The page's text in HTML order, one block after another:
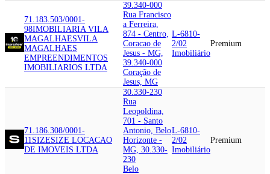
71.183.503/0001-
98IMOBILIARIA VILA
MAGALHAESVILA
MAGALHAES
EMPREENDIMENTOS
IMOBILIARIOS LTDA
39.340-000
Rua Francisco
a Ferreira,
874 - Centro,
Coracao de
Jesus - MG,
39.340-000
Coração de
Jesus, MG
L-6810-
2/02
Imobiliário
Premium
71.186.308/0001-
11SIZESIZE LOCACAO
DE IMOVEIS LTDA
30.330-230
Rua
Leopoldina,
701 - Santo
Antonio, Belo
Horizonte -
MG, 30.330-
230
Belo
L-6810-
2/02
Imobiliário
Premium